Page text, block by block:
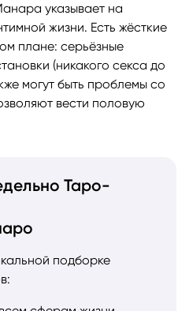
указывает на
жизни. Есть жёсткие
плане: серьёзные
(никакого секса до
могут быть проблемы со
вести половую
Таро-
подборке